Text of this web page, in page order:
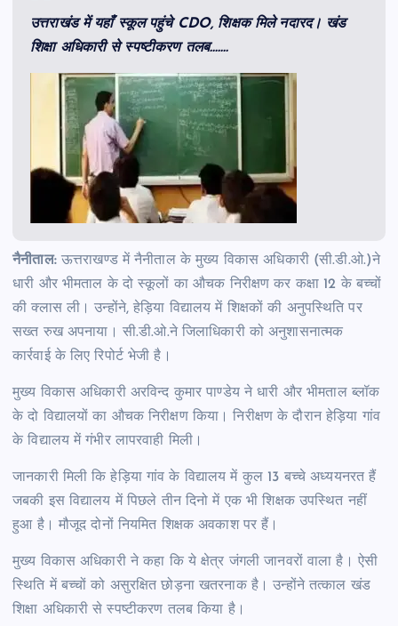
उत्तराखंड में यहाँ स्कूल पहुंचे CDO, शिक्षक मिले नदारद। खंड
शिक्षा अधिकारी से स्पष्टीकरण तलब…….
नैनीताल:ऊत्तराखण्ड में नैनीताल के मुख्य विकास अधिकारी (सी.डी.ओ.)ने
धारी और भीमताल के दो स्कूलों का औचक निरीक्षण कर कक्षा 12 के बच्चों
की क्लास ली। उन्होंने, हेड़िया विद्यालय में शिक्षकों की अनुपस्थिति पर
सख्त रुख अपनाया। सी.डी.ओ.ने जिलाधिकारी को अनुशासनात्मक
कार्रवाई के लिए रिपोर्ट भेजी है।
मुख्य विकास अधिकारी अरविन्द कुमार पाण्डेय ने धारी और भीमताल ब्लॉक
के दो विद्यालयों का औचक निरीक्षण किया। निरीक्षण के दौरान हेड़िया गांव
के विद्यालय में गंभीर लापरवाही मिली।
जानकारी मिली कि हेड़िया गांव के विद्यालय में कुल 13 बच्चे अध्ययनरत हैं
जबकी इस विद्यालय में पिछले तीन दिनो में एक भी शिक्षक उपस्थित नहीं
हुआ है। मौजूद दोनों नियमित शिक्षक अवकाश पर हैं।
मुख्य विकास अधिकारी ने कहा कि ये क्षेत्र जंगली जानवरों वाला है। ऐसी
स्थिति में बच्चों को असुरक्षित छोड़ना खतरनाक है। उन्होंने तत्काल खंड
शिक्षा अधिकारी से स्पष्टीकरण तलब किया है।